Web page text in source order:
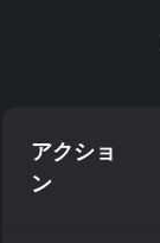
アクショ
ン